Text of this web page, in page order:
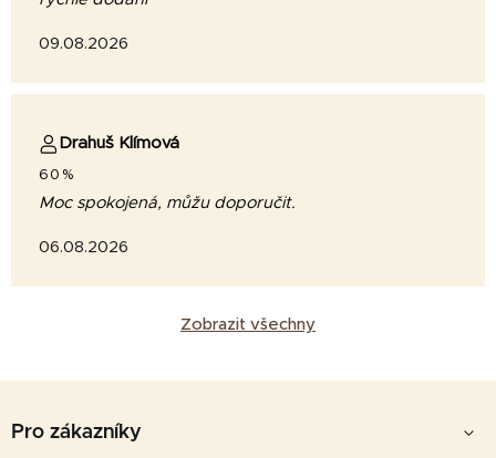
09.08.2026
Drahuš Klímová
60%
Moc spokojená, můžu doporučit.
06.08.2026
Zobrazit všechny
Pro zákazníky